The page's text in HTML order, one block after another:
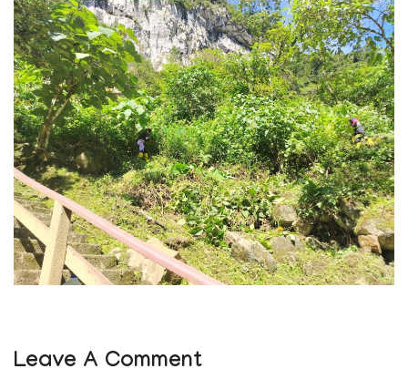
Leave A Comment